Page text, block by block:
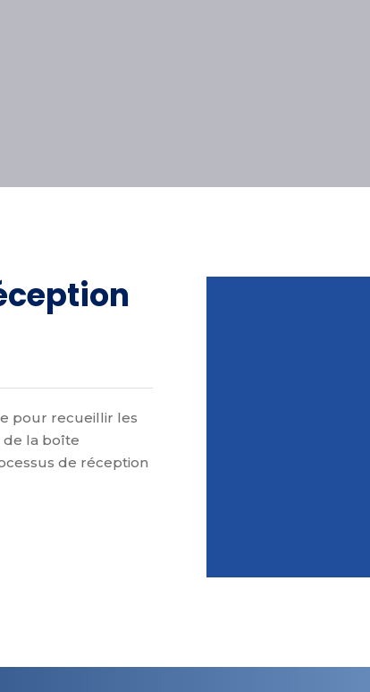
pour recueillir les
de la boîte
de réception